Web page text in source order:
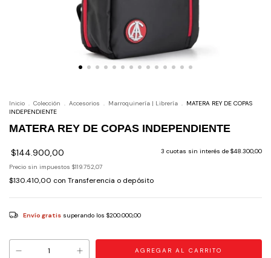
Inicio . Colección . Accesorios . Marroquinería | Librería . MATERA REY DE COPAS
INDEPENDIENTE
MATERA REY DE COPAS INDEPENDIENTE
$144.900,00 3 cuotas sin interés de $48.300,00
Precio sin impuestos $119.752,07
$130.410,00 con Transferencia o depósito
Envío gratis superando los $200.000,00